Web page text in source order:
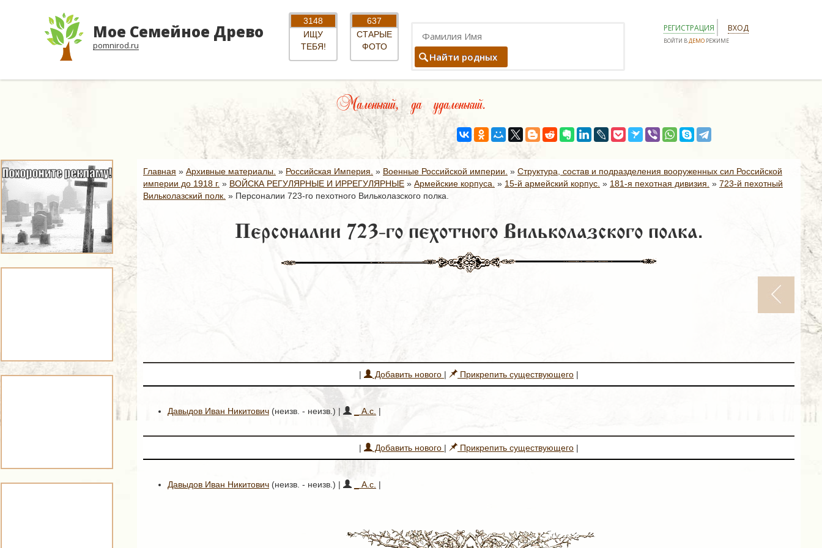
Мое Семейное Древо
pomnirod.ru
3148
ИЩУ
ТЕБЯ!
637
СТАРЫЕ
ФОТО
Найти родных
РЕГИСТРАЦИЯ ВХОД
ВОЙТИ ВДЕМО РЕЖИМЕ
Маленький, да удаленький.
Главная » Архивные материалы. » Российская Империя. » Военные Российской империи. » Структура, состав и подразделения вооруженных сил Российской
империи до 1918 г. » ВОЙСКА РЕГУЛЯРНЫЕ И ИРРЕГУЛЯРНЫЕ » Армейские корпуса. » 15-й армейский корпус. » 181-я пехотная дивизия. » 723-й пехотный
Вильколазский полк. » Персоналии 723-го пехотного Вильколазского полка.
Персоналии 723-го пехотного Вильколазского полка.
| Добавить нового | Прикрепить существующего |
Давыдов Иван Никитович (неизв. - неизв.) | _ А.с. |
| Добавить нового | Прикрепить существующего |
Давыдов Иван Никитович (неизв. - неизв.) | _ А.с. |